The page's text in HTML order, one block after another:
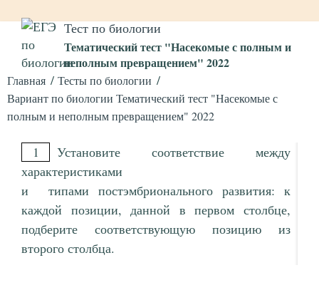
Тест по биологии
Тематический тест "Насекомые с полным и
неполным превращением" 2022
Главная
Тесты по биологии
Вариант по биологии Тематический тест "Насекомые с
полным и неполным превращением" 2022
1
Установите соответствие между
характеристиками
и типами постэмбрионального развития: к
каждой позиции, данной в первом столбце,
подберите соответствующую позицию из
второго столбца.